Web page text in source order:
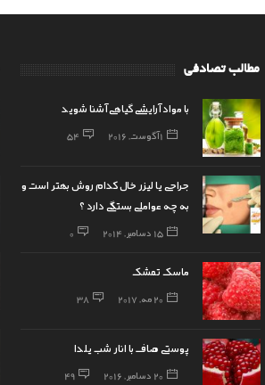
مطالب تصادفی
با مواد آرایشی گیاهی آشنا شوید
1 آگوست, 2016 54
جراحی یا لیزر خال کدام روش بهتر است و
به چه عواملی بستگی دارد ؟
15 دسامبر, 2014 0
ماسک تمشک
20 مه, 2017 38
پوستی صاف با انار شب یلدا
20 دسامبر, 2016 49